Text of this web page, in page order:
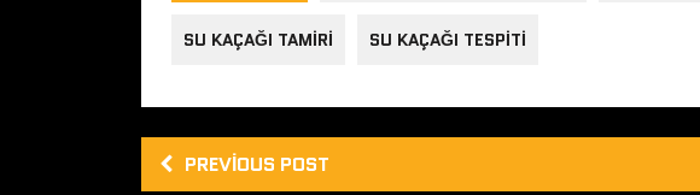
SU KAÇAĞI TAMIRI SU KAÇAĞI TESPITI
PREVIOUS POST